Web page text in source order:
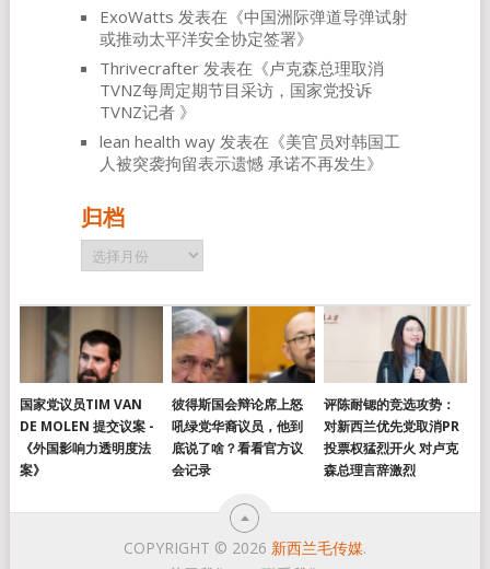
ExoWatts 发表在《中国洲际弹道导弹试射
或推动太平洋安全协定签署》
Thrivecrafter发表在《卢克森总理取消
TVNZ每周定期节目采访，国家党投诉
TVNZ记者 》
lean health way发表在《美官员对韩国工
人被突袭拘留表示遗憾 承诺不再发生》
归档
归
档
国家党议员TIM VAN
DE MOLEN 提交议案 -
《外国影响力透明度法
案》
彼得斯国会辩论席上怒
吼绿党华裔议员，他到
底说了啥？看看官方议
会记录
评陈耐锶的竞选攻势：
对新西兰优先党取消PR
投票权猛烈开火 对卢克
森总理言辞激烈
COPYRIGHT © 2026 新西兰毛传媒.